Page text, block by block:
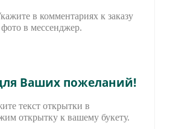
в комментариях к заказу
в мессенджер.
Ваших пожеланий!
текст открытки в
открытку к вашему букету.